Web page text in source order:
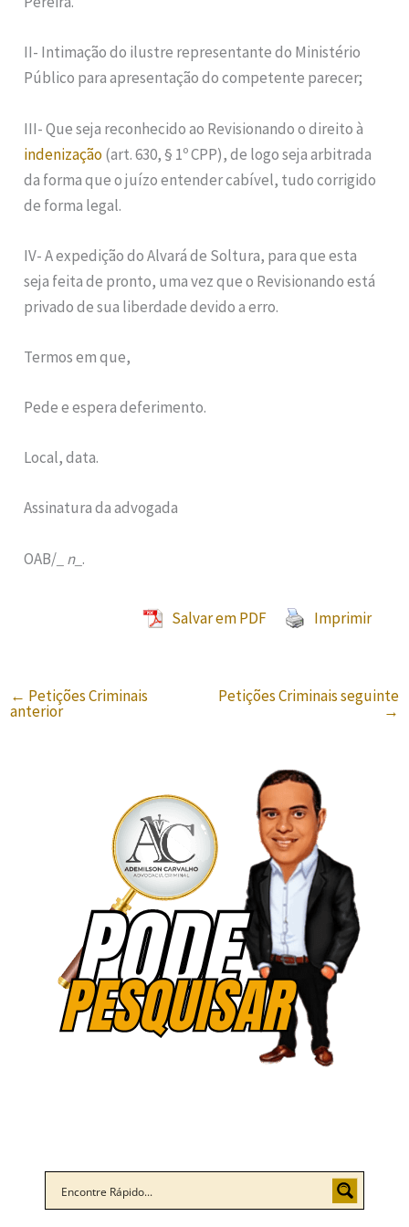
II- Intimação do ilustre representante do Ministério
Público para apresentação do competente parecer;
III- Que seja reconhecido ao Revisionando o direito à
indenização(art. 630, § 1º CPP), de logo seja arbitrada
da forma que o juízo entender cabível, tudo corrigido
de forma legal.
IV- A expedição do Alvará de Soltura, para que esta
seja feita de pronto, uma vez que o Revisionando está
privado de sua liberdade devido a erro.
Termos em que,
Pede e espera deferimento.
Local, data.
Assinatura da advogada
OAB/ _ n_.
Salvar em PDF Imprimir
← Petições Criminais
anterior
Petições Criminais seguinte
→